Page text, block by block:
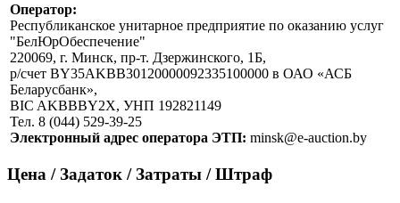
Оператор:
Республиканское унитарное предприятие по оказанию услуг
"БелЮрОбеспечение"
220069, г. Минск, пр-т. Дзержинского, 1Б,
р/счет BY35AKBB30120000092335100000 в ОАО «АСБ
Беларусбанк»,
BIC AKBBBY2X, УНП 192821149
Тел. 8 (044) 529-39-25
Электронный адрес оператора ЭТП: minsk@e-auction.by
Цена / Задаток / Затраты / Штраф